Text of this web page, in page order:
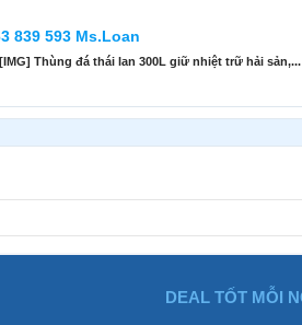
839 593 Ms.Loan
Thùng đá thái lan 300L giữ nhiệt trữ hải sản,...
DEAL TỐT MỖI